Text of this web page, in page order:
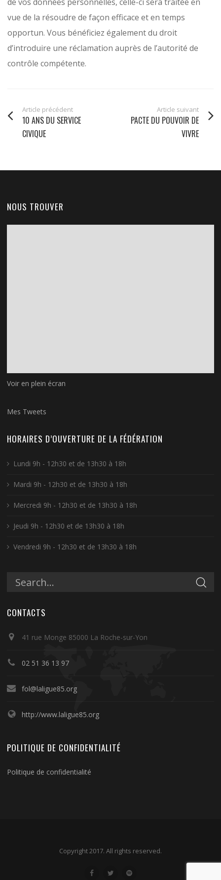
vue de la résoudre de façon efficace et en temps
opportun. Vous bénéficiez également du droit
d’introduire une réclamation auprès de l’autorité de
contrôle compétente.
Article précédent
10 ANS DU SERVICE
CIVIQUE
Article suivant
PACTE DU POUVOIR DE
VIVRE
NOUS TROUVER
Voir en plein écran
Mes Tweets
HORAIRES D’OUVERTURE DE LA FÉDÉRATION
Lundi 9h - 12h30 et de 13h30 à 18h
Mardi 9h - 12h30 et de 13h30 à 18h
Mercredi 9h - 12h30 et de 13h30 à 18h
Jeudi 9h - 12h30 et de 13h30 à 18h
Vendredi 9h - 12h30 et de 13h30 à 18h
CONTACTS
41 rue Monge 85000 La Roche-sur-Yon
02 51 36 13 97
fol@laligue85.org
http://www.laligue85.org
POLITIQUE DE CONFIDENTIALITÉ
Politique de confidentialité
Copyright 2017. All rights reserved.